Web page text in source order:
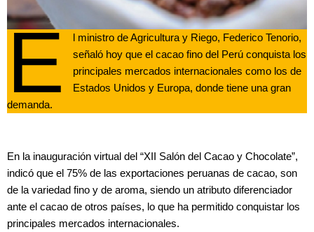
E
l ministro de Agricultura y Riego, Federico Tenorio,
señaló hoy que el cacao fino del Perú conquista los
principales mercados internacionales como los de
Estados Unidos y Europa, donde tiene una gran
demanda.
En la inauguración virtual del “XII Salón del Cacao y Chocolate”,
indicó que el 75% de las exportaciones peruanas de cacao, son
de la variedad fino y de aroma, siendo un atributo diferenciador
ante el cacao de otros países, lo que ha permitido conquistar los
principales mercados internacionales.